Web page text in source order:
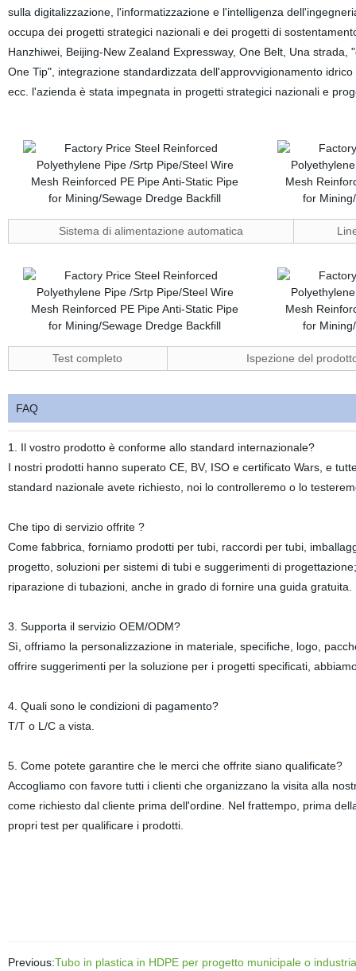
sulla digitalizzazione, l'informatizzazione e l'intelligenza
occupa dei progetti strategici nazionali e dei progetti di
Hanzhiwei, Beijing-New Zealand Expressway, One Belt, Una
One Tip", integrazione standardizzata dell'approvvigionamento
ecc. l'azienda è stata impegnata in progetti strategici nazionali e
Sistema di alimentazione automatica
Test completo Ispezione del
FAQ
1. Il vostro prodotto è conforme allo standard internazionale?
I nostri prodotti hanno superato CE, BV, ISO e certificato Wars, e
standard nazionale avete richiesto, noi lo controlleremo o lo
Che tipo di servizio offrite ?
Come fabbrica, forniamo prodotti per tubi, raccordi per tubi,
progetto, soluzioni per sistemi di tubi e suggerimenti di
riparazione di tubazioni, anche in grado di fornire una guida gratuita.
3. Supporta il servizio OEM/ODM?
Sì, offriamo la personalizzazione in materiale, specifiche, logo,
offrire suggerimenti per la soluzione per i progetti specificati,
4. Quali sono le condizioni di pagamento?
T/T o L/C a vista.
5. Come potete garantire che le merci che offrite siano qualificate?
Accogliamo con favore tutti i clienti che organizzano la visita alla
come richiesto dal cliente prima dell'ordine. Nel frattempo, prima
propri test per qualificare i prodotti.
Previous:Tubo in plastica in HDPE per progetto municipale o